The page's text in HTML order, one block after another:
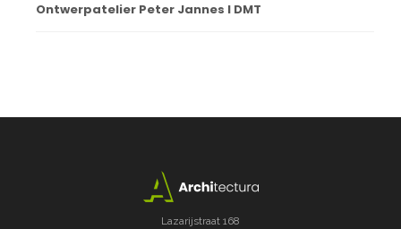
Ontwerpatelier Peter Jannes I DMT
Lazarijstraat 168